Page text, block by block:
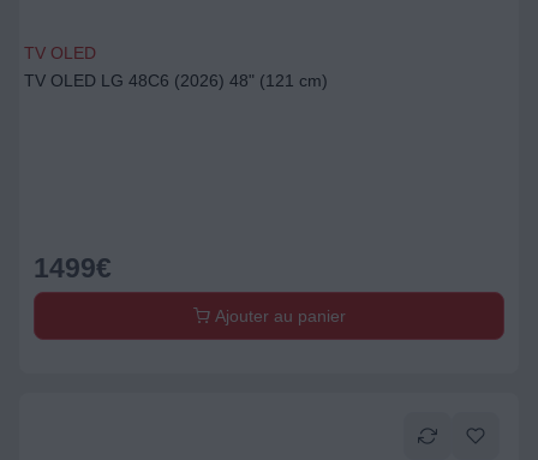
TV OLED
TV OLED LG 48C6 (2026) 48" (121 cm)
1499€
Ajouter au panier